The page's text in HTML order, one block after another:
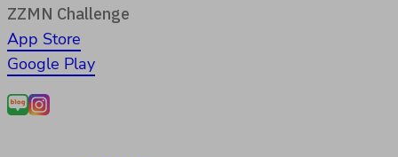
ZZMN Challenge
App Store
Google Play